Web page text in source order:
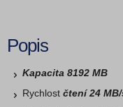
Popis
Kapacita 8192 MB
Rychlost čtení 24